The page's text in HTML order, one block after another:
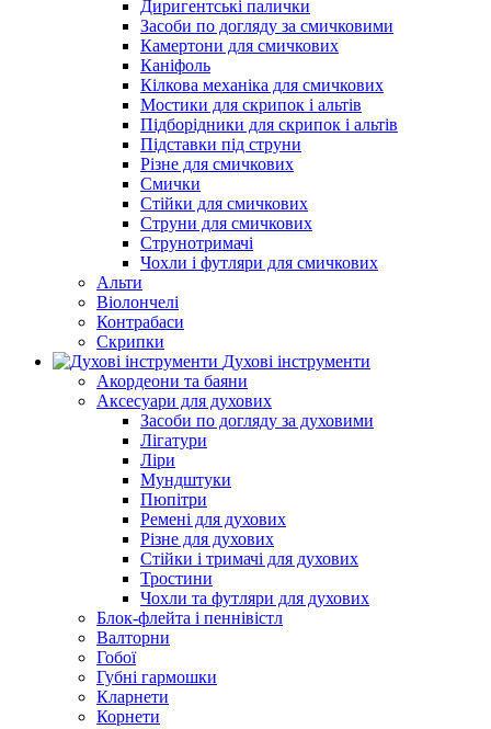
Диригентські палички
Засоби по догляду за смичковими
Камертони для смичкових
Каніфоль
Кілкова механіка для смичкових
Мостики для скрипок і альтів
Підборiдники для скрипок і альтів
Підставки під струни
Різне для смичкових
Смички
Стійки для смичкових
Струни для смичкових
Струнотримачі
Чохли і футляри для смичкових
Альти
Віолончелі
Контрабаси
Скрипки
Духові інструменти
Акордеони та баяни
Аксесуари для духових
Засоби по догляду за духовими
Лігатури
Ліри
Мундштуки
Пюпітри
Ремені для духових
Різне для духових
Стійки і тримачі для духових
Тростини
Чохли та футляри для духових
Блок-флейта і пеннівістл
Валторни
Гобої
Губні гармошки
Кларнети
Корнети